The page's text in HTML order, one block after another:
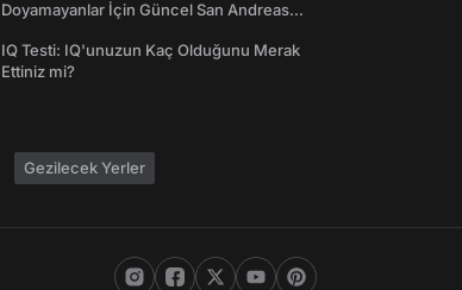
Doyamayanlar İçin Güncel San Andreas
IQ Testi: IQ'unuzun Kaç Olduğunu Merak
Ettiniz mi?
Gezilecek Yerler